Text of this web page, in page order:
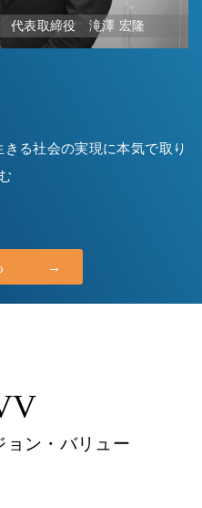
る社会の実現に本気で取り
る →
代表取締役 滝澤 宏隆
ョン・バリュー